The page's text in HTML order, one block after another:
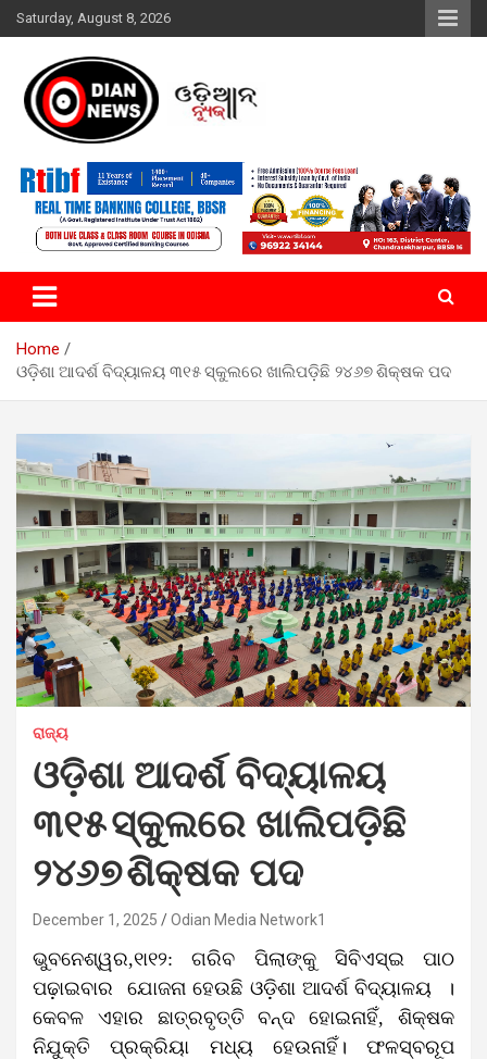
Skip
to
Saturday, August 8, 2026
ଓଡିଆନ୍ ନ୍ୟୁଜ
Home
ଓଡ଼ିଶା ଆଦର୍ଶ ବିଦ୍ୟାଳୟ ୩୧୫ ସ୍କୁଲରେ ଖାଲିପଡ଼ିଛି ୨୪୬୭ ଶିକ୍ଷକ ପଦ
ରାଜ୍ୟ
ଓଡ଼ିଶା ଆଦର୍ଶ ବିଦ୍ୟାଳୟ
୩୧୫ ସ୍କୁଲରେ ଖାଲିପଡ଼ିଛି
୨୪୬୭ ଶିକ୍ଷକ ପଦ
December 1, 2025 Odian Media Network1
ଭୁବନେଶ୍ୱର,୧ା୧୨: ଗରିବ ପିଲାଙ୍କୁ ସିବିଏସ୍‌ଇ ପାଠ
ପଢ଼ାଇବାର ଯୋଜନା ହେଉଛି ଓଡ଼ିଶା ଆଦର୍ଶ ବିଦ୍ୟାଳୟ ।
କେବଳ ଏହାର ଛାତ୍ରବୃତ୍ତି ବନ୍ଦ ହୋଇନାହିଁ, ଶିକ୍ଷକ
ନିଯୁକ୍ତି ପ୍ରକ୍ରିୟା ମଧ୍ୟ ହେଉନାହିଁ। ଫଳସ୍ବରୂପ